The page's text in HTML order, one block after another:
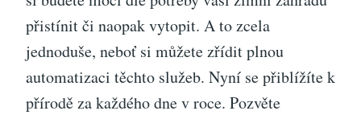
přistínit či naopak vytopit. A to zcela
jednoduše, neboť si můžete zřídit plnou
automatizaci těchto služeb. Nyní se přiblížíte k
přírodě za každého dne v roce. Pozvěte